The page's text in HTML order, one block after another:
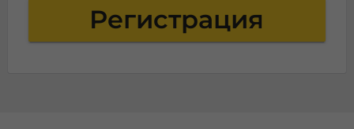
Регистрация